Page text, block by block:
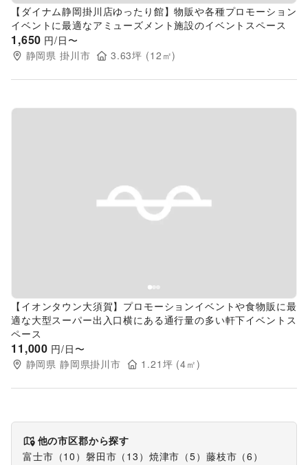
【ダイナム静岡掛川店ゆったり館】物販や各種プロモーション
イベントに最適なアミューズメント施設のイベントスペース
1,650 円/日〜
静岡県 掛川市 3.63坪 (12 ㎡)
Previous slide
【イオンタウン大須賀】プロモーションイベントや食物販に最
適な大型スーパー出入口横にある通行量の多い軒下イベントス
ペース
11,000 円/日〜
静岡県 静岡県掛川市 1.21 坪 (4㎡)
他の市区郡から探す
富士市 （10 ） 磐田市 （ 13 ） 焼津市 （5） 藤枝市 （6 ）